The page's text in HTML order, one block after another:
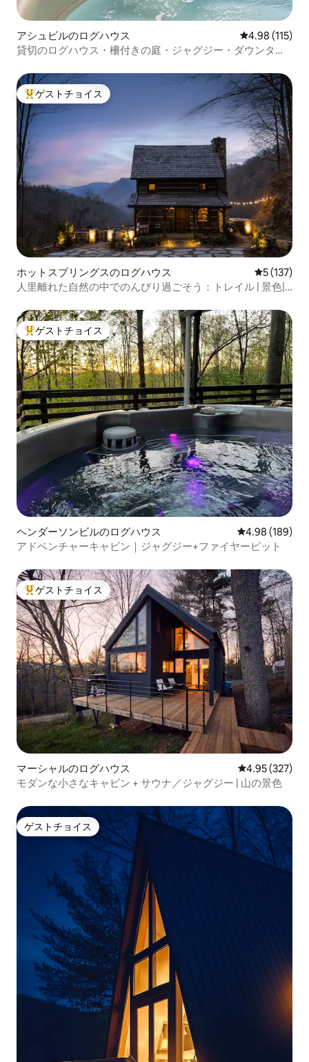
アシュビルのログハウス レビュー115
4.98 (115)
貸切のログハウス・柵付きの庭・ジャグジー・ダウンタウ
大好評のゲストチョイスです。
ゲストチョイス
ホットスプリングスのログハウス レビュー
5 (137)
人里離れた自然の中でのんびり過ごそう：トレイル | 景色|
大好評のゲストチョイスです。
ゲストチョイス
ヘンダーソンビルのログハウス レビュー189
4.98 (189)
アドベンチャーキャビン｜ジャグジー+ファイヤーピット
大好評のゲストチョイスです。
ゲストチョイス
マーシャルのログハウス レビュー327
4.95 (327)
モダンな小さなキャビン + サウナ／ジャグジー | 山の景色
ゲストチョイス
ゲストチョイス